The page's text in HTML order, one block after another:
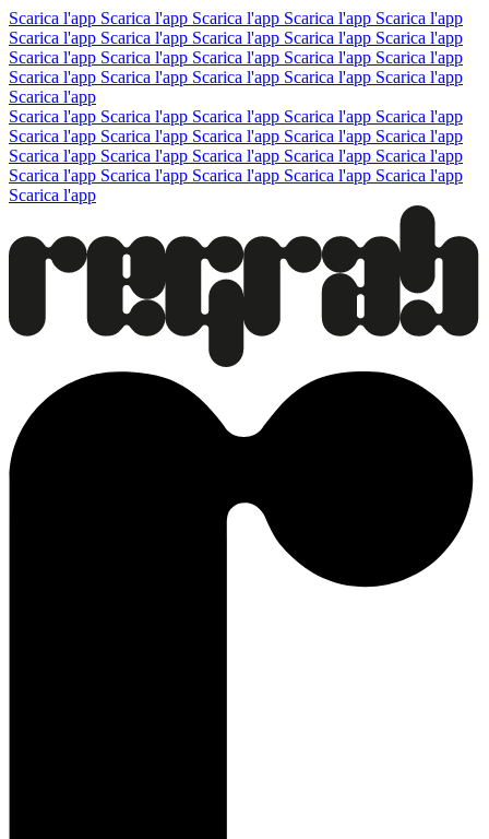
Scarica l'app Scarica l'app Scarica l'app Scarica l'app Scarica l'app
Scarica l'app Scarica l'app Scarica l'app Scarica l'app Scarica l'app
Scarica l'app Scarica l'app Scarica l'app Scarica l'app Scarica l'app
Scarica l'app Scarica l'app Scarica l'app Scarica l'app Scarica l'app
Scarica l'app
Scarica l'app Scarica l'app Scarica l'app Scarica l'app Scarica l'app
Scarica l'app Scarica l'app Scarica l'app Scarica l'app Scarica l'app
Scarica l'app Scarica l'app Scarica l'app Scarica l'app Scarica l'app
Scarica l'app Scarica l'app Scarica l'app Scarica l'app Scarica l'app
Scarica l'app